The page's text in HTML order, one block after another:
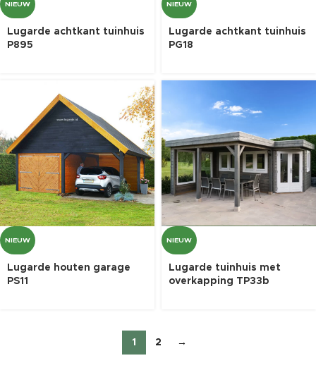
NIEUW
Lugarde achtkant tuinhuis
P895
NIEUW
Lugarde achtkant tuinhuis
PG18
NIEUW
Lugarde houten garage
PS11
NIEUW
Lugarde tuinhuis met
overkapping TP33b
1 2 →